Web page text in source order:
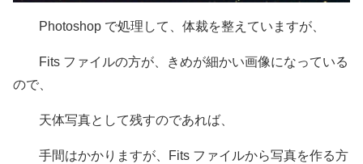
Photoshop で処理して、体裁を整えていますが、
Fits ファイルの方が、きめが細かい画像になっている
ので、
天体写真として残すのであれば、
手間はかかりますが、Fits ファイルから写真を作る方